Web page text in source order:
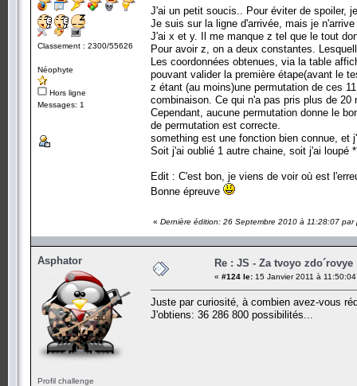
Classement : 2300/55626
Néophyte
Hors ligne
Messages: 1
J'ai un petit soucis.. Pour éviter de spoiler,
Je suis sur la ligne d'arrivée, mais je
J'ai x et y. Il me manque z tel que le tout
Pour avoir z, on a deux constantes.
Les coordonnées obtenues, via la table
pouvant valider la première étape(avant le
z étant (au moins)une permutation de ces
combinaison. Ce qui n'a pas pris plus de 20
Cependant, aucune permutation donne le
de permutation est correcte.
something est une fonction bien connue, et
Soit j'ai oublié 1 autre chaine, soit j'ai loupé
Edit : C'est bon, je viens de voir où est
Bonne épreuve
« Dernière édition: 26 Septembre 2010 à 11:28:07 par
Asphator
Profil challenge
Re : JS - Za tvoyo zdo´rovye
« #124 le: 15 Janvier 2011 à
Juste par curiosité, à combien avez-vous
J'obtiens: 36 286 800 possibilités...